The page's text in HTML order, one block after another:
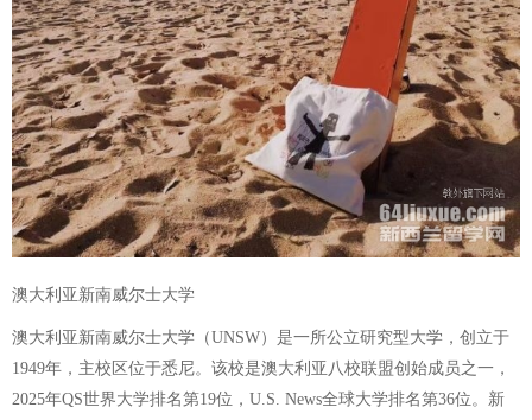
澳大利亚新南威尔士大学
澳大利亚新南威尔士大学（UNSW）是一所公立研究型大学，创立于
1949年，主校区位于悉尼。该校是澳大利亚八校联盟创始成员之一，
2025年QS世界大学排名第19位，U.S. News全球大学排名第36位。新